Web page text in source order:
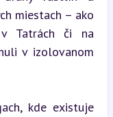
miestach – ako
v Tatrách či na
v izolovanom
kde existuje